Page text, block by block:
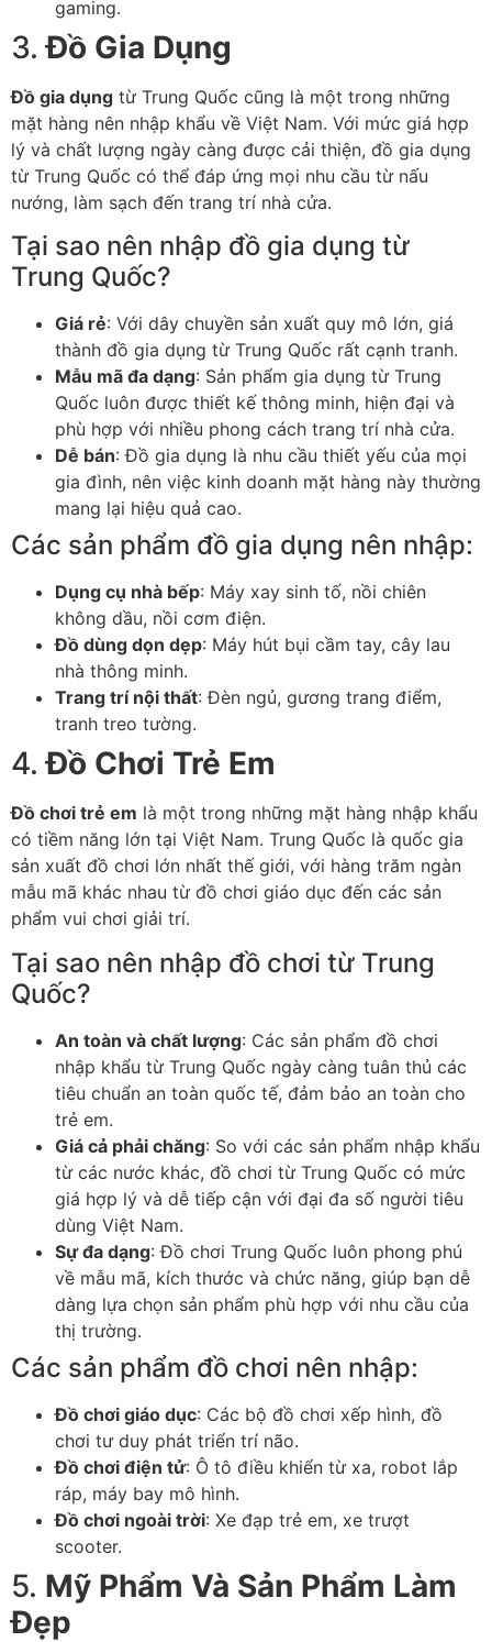
gaming.
3.Đồ Gia Dụng
Đồ gia dụng từ Trung Quốc cũng là một trong những
mặt hàng nên nhập khẩu về Việt Nam. Với mức giá hợp
lý và chất lượng ngày càng được cải thiện, đồ gia dụng
từ Trung Quốc có thể đáp ứng mọi nhu cầu từ nấu
nướng, làm sạch đến trang trí nhà cửa.
Tại sao nên nhập đồ gia dụng từ
Trung Quốc?
Giá rẻ: Với dây chuyền sản xuất quy mô lớn, giá
thành đồ gia dụng từ Trung Quốc rất cạnh tranh.
Mẫu mã đa dạng: Sản phẩm gia dụng từ Trung
Quốc luôn được thiết kế thông minh, hiện đại và
phù hợp với nhiều phong cách trang trí nhà cửa.
Dễ bán: Đồ gia dụng là nhu cầu thiết yếu của mọi
gia đình, nên việc kinh doanh mặt hàng này thường
mang lại hiệu quả cao.
Các sản phẩm đồ gia dụng nên nhập:
Dụng cụ nhà bếp: Máy xay sinh tố, nồi chiên
không dầu, nồi cơm điện.
Đồ dùng dọn dẹp: Máy hút bụi cầm tay, cây lau
nhà thông minh.
Trang trí nội thất: Đèn ngủ, gương trang điểm,
tranh treo tường.
4.Đồ Chơi Trẻ Em
Đồ chơi trẻ em là một trong những mặt hàng nhập khẩu
có tiềm năng lớn tại Việt Nam. Trung Quốc là quốc gia
sản xuất đồ chơi lớn nhất thế giới, với hàng trăm ngàn
mẫu mã khác nhau từ đồ chơi giáo dục đến các sản
phẩm vui chơi giải trí.
Tại sao nên nhập đồ chơi từ Trung
Quốc?
An toàn và chất lượng: Các sản phẩm đồ chơi
nhập khẩu từ Trung Quốc ngày càng tuân thủ các
tiêu chuẩn an toàn quốc tế, đảm bảo an toàn cho
trẻ em.
Giá cả phải chăng: So với các sản phẩm nhập khẩu
từ các nước khác, đồ chơi từ Trung Quốc có mức
giá hợp lý và dễ tiếp cận với đại đa số người tiêu
dùng Việt Nam.
Sự đa dạng: Đồ chơi Trung Quốc luôn phong phú
về mẫu mã, kích thước và chức năng, giúp bạn dễ
dàng lựa chọn sản phẩm phù hợp với nhu cầu của
thị trường.
Các sản phẩm đồ chơi nên nhập:
Đồ chơi giáo dục: Các bộ đồ chơi xếp hình, đồ
chơi tư duy phát triển trí não.
Đồ chơi điện tử: Ô tô điều khiển từ xa, robot lắp
ráp, máy bay mô hình.
Đồ chơi ngoài trời: Xe đạp trẻ em, xe trượt
scooter.
5. Mỹ Phẩm Và Sản Phẩm Làm
Đẹp